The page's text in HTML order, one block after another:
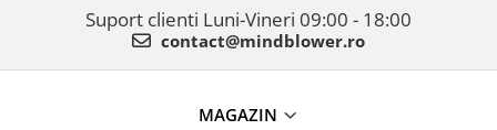
Suport clienti Luni-Vineri 09:00 - 18:00
contact@mindblower.ro
MAGAZIN